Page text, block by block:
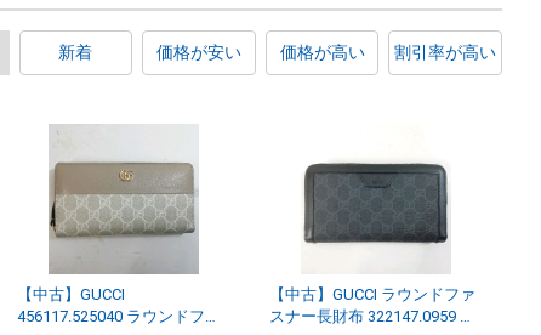
新着 価格が安い 価格が高い 割引率が高い
【中古】GUCCI
456117.525040 ラウンドファ
【中古】GUCCI ラウンドファ
スナー長財布 322147.0959 ブ